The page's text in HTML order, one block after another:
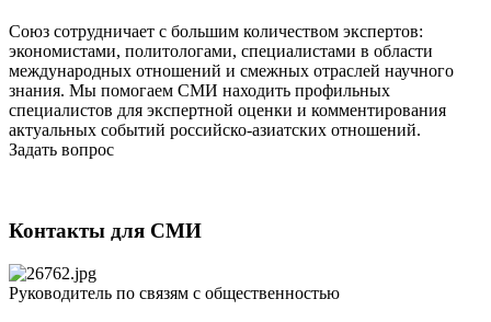
Союз сотрудничает с большим количеством экспертов:
экономистами, политологами, специалистами в области
международных отношений и смежных отраслей научного
знания. Мы помогаем СМИ находить профильных
специалистов для экспертной оценки и комментирования
актуальных событий российско-азиатских отношений.
Задать вопрос
Контакты для СМИ
Руководитель по связям с общественностью